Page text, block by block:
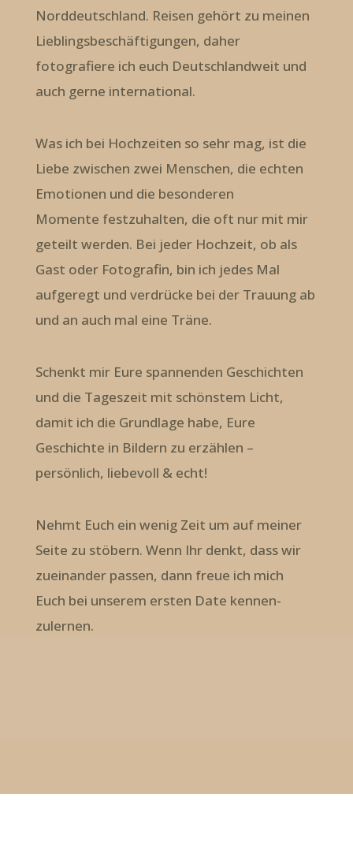
Norddeutschland. Reisen gehört zu meinen
Lieblingsbeschäftigungen, daher
fotografiere ich euch Deutschlandweit und
auch gerne international.
Was ich bei Hochzeiten so sehr mag, ist die
Liebe zwischen zwei Menschen, die echten
Emotionen und die besonderen
Momente festzuhalten, die oft nur mit mir
geteilt werden. Bei jeder Hochzeit, ob als
Gast oder Fotografin, bin ich jedes Mal
aufgeregt und verdrücke bei der Trauung ab
und an auch mal eine Träne.
Schenkt mir Eure spannenden Geschichten
und die Tageszeit mit schönstem Licht,
damit ich die Grundlage habe, Eure
Geschichte in Bildern zu erzählen –
persönlich, liebevoll & echt!
Nehmt Euch ein wenig Zeit um auf meiner
Seite zu stöbern. Wenn Ihr denkt, dass wir
zueinander passen, dann freue ich mich
Euch bei unserem ersten Date kennen-
zulernen.